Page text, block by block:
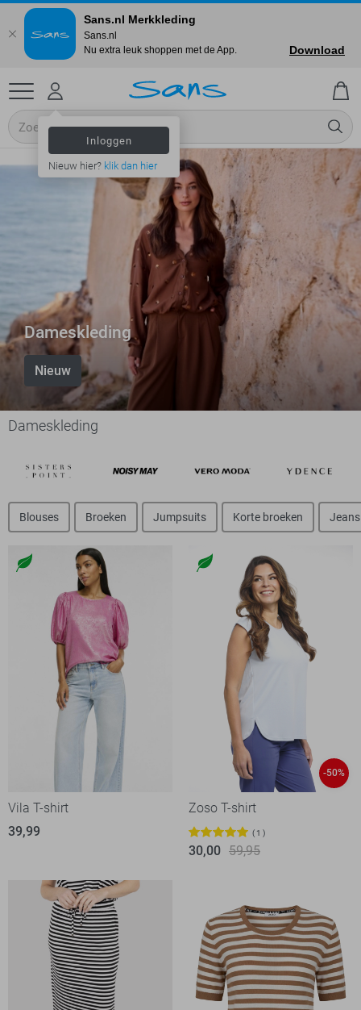
Inloggen
Nieuw hier? klik dan hier
Dameskleding
Nieuw
Dameskleding
Blouses Broeken Jumpsuits Korte broeken Jeans
Vila T-shirt
39,99
-50%
Zoso T-shirt
1
30,00 59,95
Sans.nl Merkkleding
Sans.nl
Nu extra leuk shoppen met de App.
Download